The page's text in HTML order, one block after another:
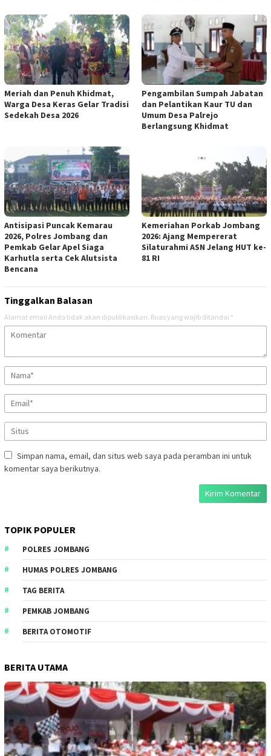
Meriah dan Penuh Khidmat,
Warga Desa Keras Gelar Tradisi
Sedekah Desa 2026
Pengambilan Sumpah Jabatan
dan Pelantikan Kaur TU dan
Umum Desa Palrejo
Berlangsung Khidmat
Antisipasi Puncak Kemarau
2026, Polres Jombang dan
Pemkab Gelar Apel Siaga
Karhutla serta Cek Alutsista
Bencana
Kemeriahan Porkab Jombang
2026: Ajang Mempererat
Silaturahmi ASN Jelang HUT ke-
81 RI
Tinggalkan Balasan
Alamat email Anda tidak akan dipublikasikan. Ruas yang wajib ditandai *
Simpan nama, email, dan situs web saya pada peramban ini untuk
komentar saya berikutnya.
TOPIK POPULER
POLRES JOMBANG
HUMAS POLRES JOMBANG
TAG BERITA
PEMKAB JOMBANG
BERITA OTOMOTIF
BERITA UTAMA